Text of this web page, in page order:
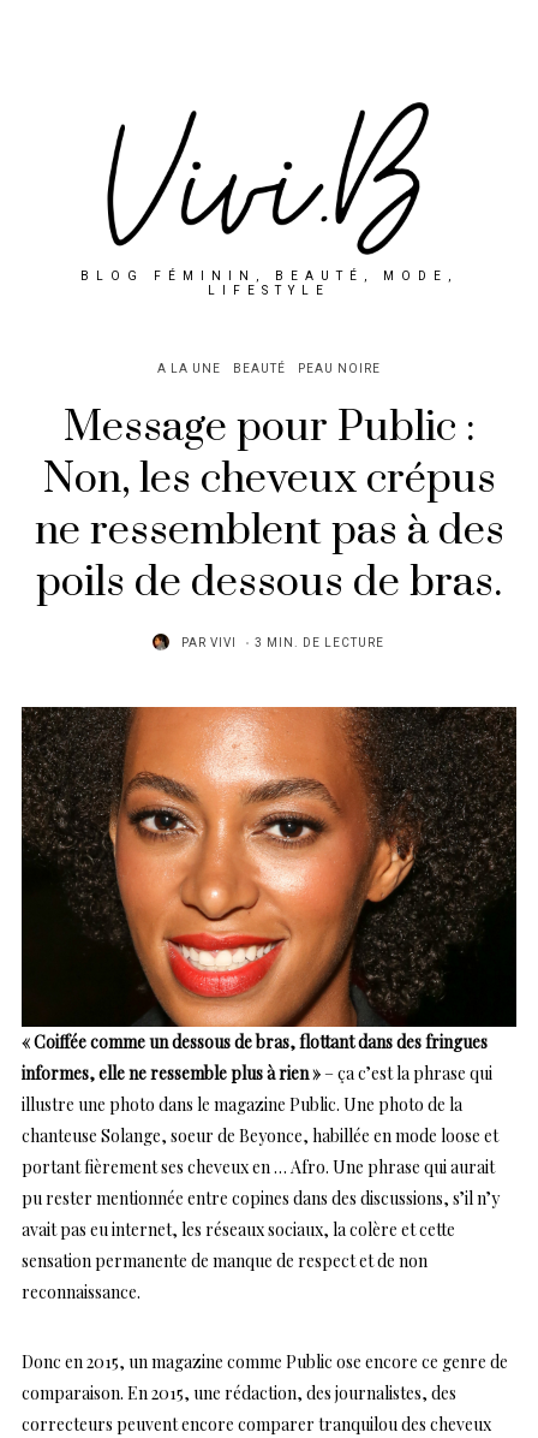
BLOG FÉMININ, BEAUTÉ, MODE,
LIFESTYLE
A LA UNE BEAUTÉ PEAU NOIRE
Message pour Public :
Non, les cheveux crépus
ne ressemblent pas à des
poils de dessous de bras.
PAR VIVI 3 MIN. DE LECTURE
« Coiffée comme un dessous de bras, flottant dans des fringues
informes, elle ne ressemble plus à rien »– ça c’est la phrase qui
illustre une photo dans le magazine Public. Une photo de la
chanteuse Solange, soeur de Beyonce, habillée en mode loose et
portant fièrement ses cheveux en … Afro. Une phrase qui aurait
pu rester mentionnée entre copines dans des discussions, s’il n’y
avait pas eu internet, les réseaux sociaux, la colère et cette
sensation permanente de manque de respect et de non
reconnaissance.
Donc en 2015, un magazine comme Public ose encore ce genre de
comparaison. En 2015, une rédaction, des journalistes, des
correcteurs peuvent encore comparer tranquilou des cheveux